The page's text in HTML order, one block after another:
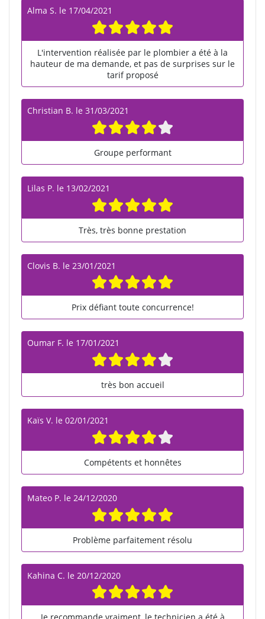
Alma S. le 17/04/2021
L'intervention réalisée par le plombier a été à la
hauteur de ma demande, et pas de surprises sur le
tarif proposé
Christian B. le 31/03/2021
Groupe performant
Lilas P. le 13/02/2021
Très, très bonne prestation
Clovis B. le 23/01/2021
Prix défiant toute concurrence!
Oumar F. le 17/01/2021
très bon accueil
Kaïs V. le 02/01/2021
Compétents et honnêtes
Mateo P. le 24/12/2020
Problème parfaitement résolu
Kahina C. le 20/12/2020